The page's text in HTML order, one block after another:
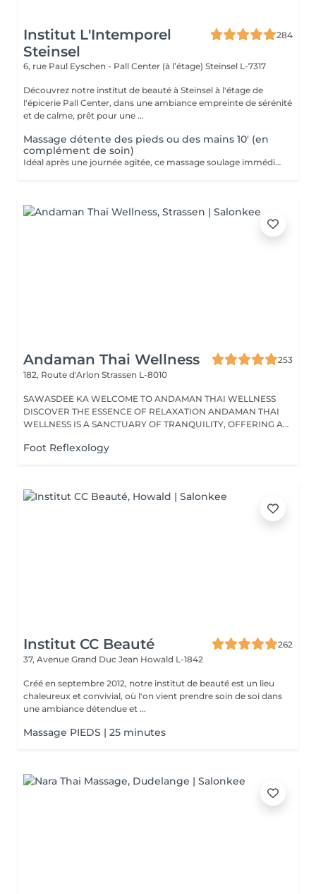
Institut L'Intemporel
Steinsel
284
6, rue Paul Eyschen - Pall Center (à l’étage) Steinsel L-7317
Découvrez notre institut de beauté à Steinsel à l'étage de
l'épicerie Pall Center, dans une ambiance empreinte de sérénité
et de calme, prêt pour une ...
Massage détente des pieds ou des mains 10' (en
complément de soin)
Idéal après une journée agitée, ce massage soulage immédiatement vos pieds. Pourquoi ne pas profiter d'un massage des pieds pendant votre pose masque? Uniquement en complément d'un soin du visage.
Andaman Thai Wellness
253
182, Route d'Arlon Strassen L-8010
SAWASDEE KA WELCOME TO ANDAMAN THAI WELLNESS
DISCOVER THE ESSENCE OF RELAXATION ANDAMAN THAI
WELLNESS IS A SANCTUARY OF TRANQUILITY, OFFERING A
Foot Reflexology
Institut CC Beauté
262
37, Avenue Grand Duc Jean Howald L-1842
Créé en septembre 2012, notre institut de beauté est un lieu
chaleureux et convivial, où l'on vient prendre soin de soi dans
une ambiance détendue et ...
Massage PIEDS | 25 minutes